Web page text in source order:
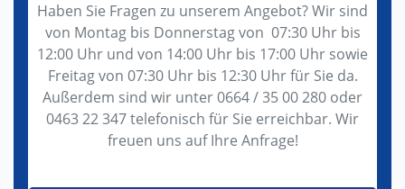
Haben Sie Fragen zu unserem Angebot? Wir sind
von Montag bis Donnerstag von 07:30 Uhr bis
12:00 Uhr und von 14:00 Uhr bis 17:00 Uhr sowie
Freitag von 07:30 Uhr bis 12:30 Uhr für Sie da.
Außerdem sind wir unter 0664 / 35 00 280 oder
0463 22 347 telefonisch für Sie erreichbar. Wir
freuen uns auf Ihre Anfrage!